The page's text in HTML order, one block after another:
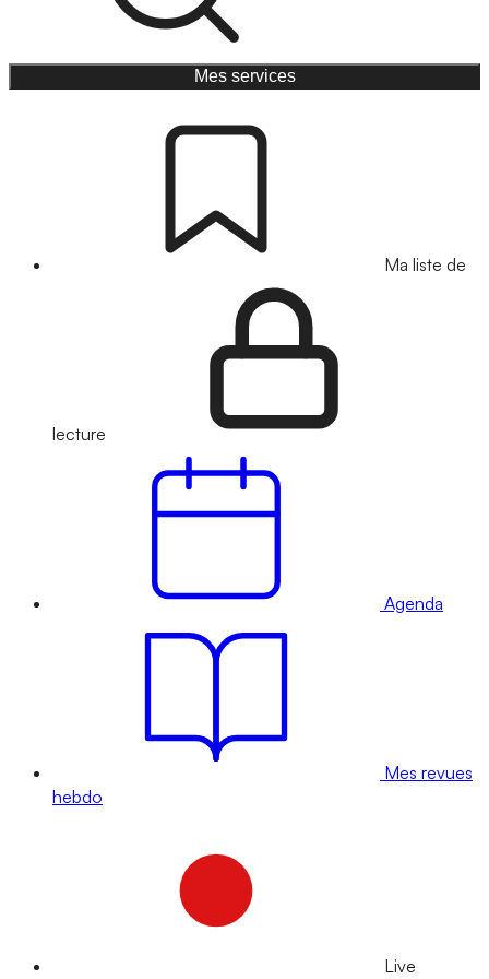
Mes services
Ma liste de
lecture
Agenda
Mes revues
hebdo
Live